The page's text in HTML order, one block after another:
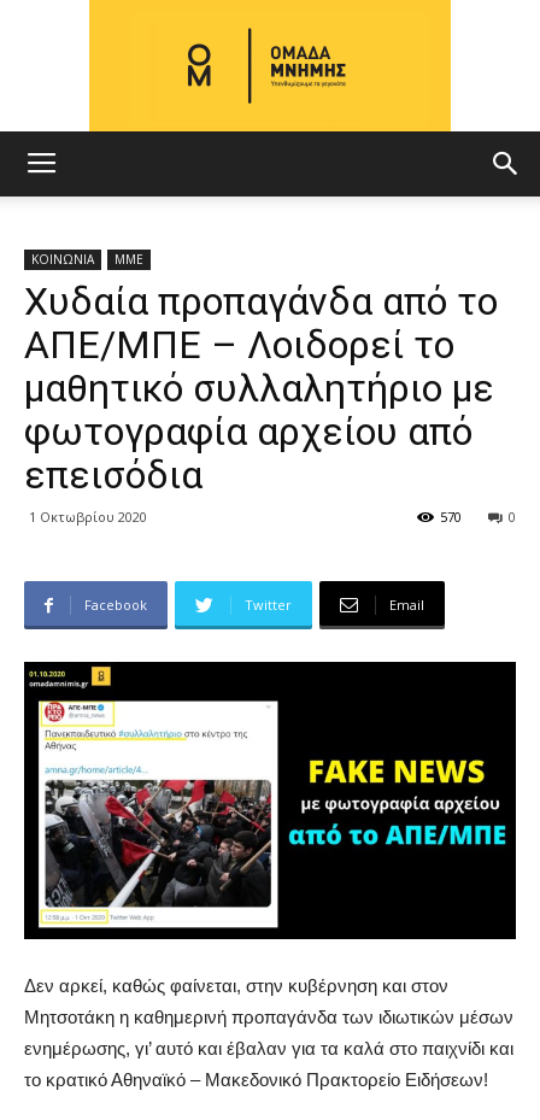
ΜΝΗΜΗΣ
ΚΟΙΝΩΝΙΑ ΜΜΕ
Χυδαία προπαγάνδα από το
ΑΠΕ/ΜΠΕ – Λοιδορεί το
μαθητικό συλλαλητήριο με
φωτογραφία αρχείου από
επεισόδια
1 Οκτωβρίου 2020 0
570
Facebook Twitter Email
Δεν αρκεί, καθώς φαίνεται, στην κυβέρνηση και στον
Μητσοτάκη η καθημερινή προπαγάνδα των ιδιωτικών μέσων
ενημέρωσης, γι’ αυτό και έβαλαν για τα καλά στο παιχνίδι και
το κρατικό Αθηναϊκό – Μακεδονικό Πρακτορείο Ειδήσεων!